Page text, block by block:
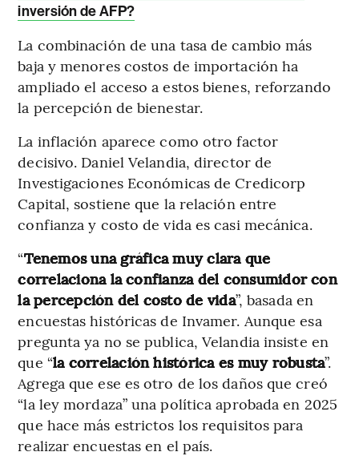
inversión de AFP?
La combinación de una tasa de cambio más
baja y menores costos de importación ha
ampliado el acceso a estos bienes, reforzando
la percepción de bienestar.
La inflación aparece como otro factor
decisivo. Daniel Velandia, director de
Investigaciones Económicas de Credicorp
Capital, sostiene que la relación entre
confianza y costo de vida es casi mecánica.
“Tenemos una gráfica muy clara que
correlaciona la confianza del consumidor con
la percepción del costo de vida”, basada en
encuestas históricas de Invamer. Aunque esa
pregunta ya no se publica, Velandia insiste en
que “la correlación histórica es muy robusta”.
Agrega que ese es otro de los daños que creó
“la ley mordaza” una política aprobada en 2025
que hace más estrictos los requisitos para
realizar encuestas en el país.